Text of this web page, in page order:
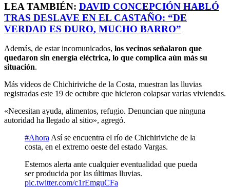
LEA TAMBIÉN: DAVID CONCEPCIÓN HABLÓ
TRAS DESLAVE EN EL CASTAÑO: “DE
VERDAD ES DURO, MUCHO BARRO”
Además, de estar incomunicados, los vecinos señalaron que
quedaron sin energía eléctrica, lo que complica aún más su
situación.
Más videos de Chichiriviche de la Costa, muestran las lluvias
registradas este 19 de octubre que hicieron colapsar varias viviendas.
«Necesitan ayuda, alimentos, refugio. Denuncian que ninguna
autoridad ha llegado al sitio», agregó.
#Ahora Así se encuentra el río de Chichiriviche de la
costa, en el extremo oeste del estado Vargas.
Estemos alerta ante cualquier eventualidad que pueda
ser producida por las últimas lluvias.
pic.twitter.com/c1rEmguCFa